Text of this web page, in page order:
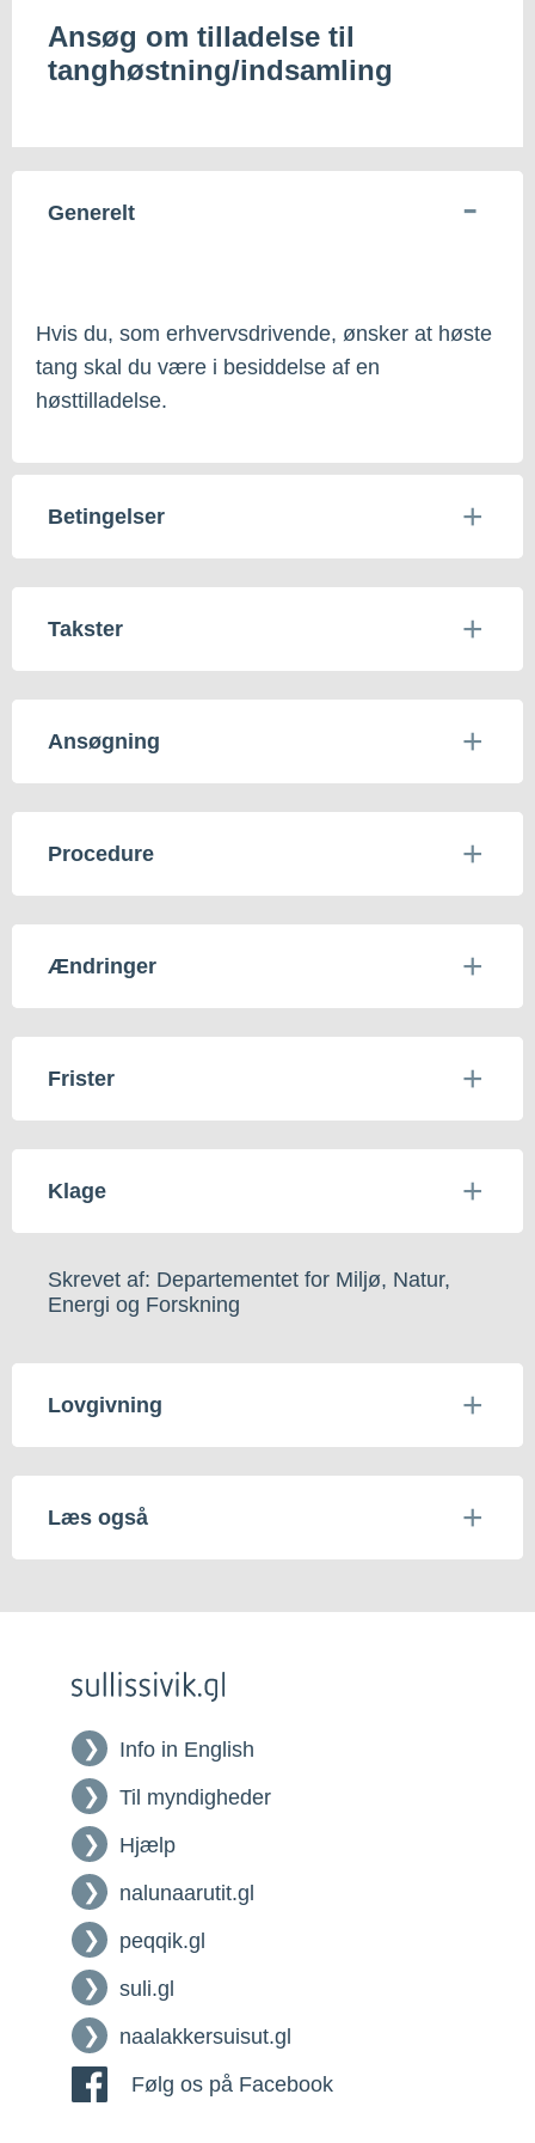
Ansøg om tilladelse til
tanghøstning/indsamling
Generelt
Hvis du, som erhvervsdrivende, ønsker at høste
tang skal du være i besiddelse af en
høsttilladelse.
Betingelser
Takster
Ansøgning
Procedure
Ændringer
Frister
Klage
Skrevet af: Departementet for Miljø, Natur,
Energi og Forskning
Lovgivning
Læs også
Info in English
Til myndigheder
Hjælp
nalunaarutit.gl
peqqik.gl
suli.gl
naalakkersuisut.gl
Følg os på Facebook